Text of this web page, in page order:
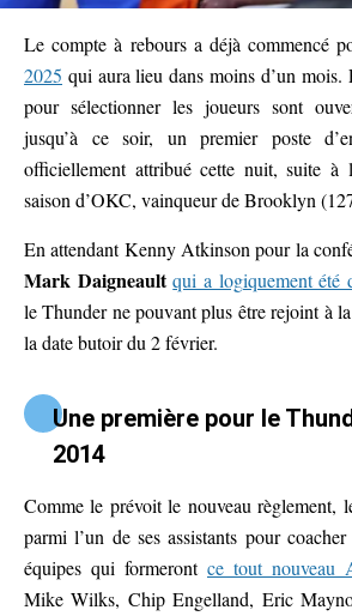
Le compte à rebours a déjà commencé
2025 qui aura lieu dans moins d’un mois.
pour sélectionner les joueurs sont
jusqu’à ce soir, un premier poste
officiellement attribué cette nuit, suite
saison d’OKC, vainqueur de Brooklyn
En attendant Kenny Atkinson pour la
Mark Daigneault qui a logiquement été
le Thunder ne pouvant plus être rejoint à
la date butoir du 2 février.
Une première pour le
2014
Comme le prévoit le nouveau règlement,
parmi l’un de ses assistants pour
équipes qui formeront ce tout nouveau
Mike Wilks, Chip Engelland, Eric